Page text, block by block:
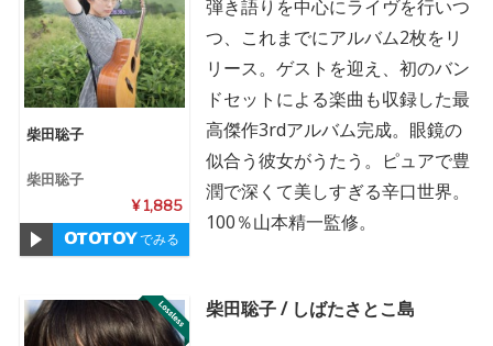
柴田聡子
柴田聡子
¥ 1,885
でみる
弾き語りを中心にライヴを行いつ
つ、これまでにアルバム2枚をリ
リース。ゲストを迎え、初のバン
ドセットによる楽曲も収録した最
高傑作3rdアルバム完成。眼鏡の
似合う彼女がうたう。ピュアで豊
潤で深くて美しすぎる辛口世界。
100％山本精一監修。
柴田聡子 / しばたさとこ島